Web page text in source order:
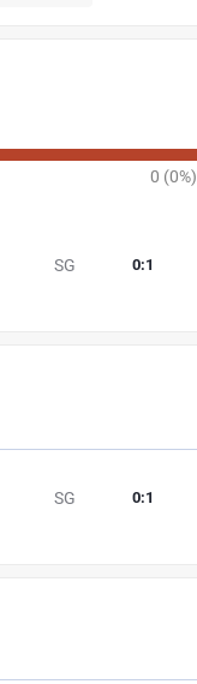
0 (0%)
SG 0:1
SG 0:1